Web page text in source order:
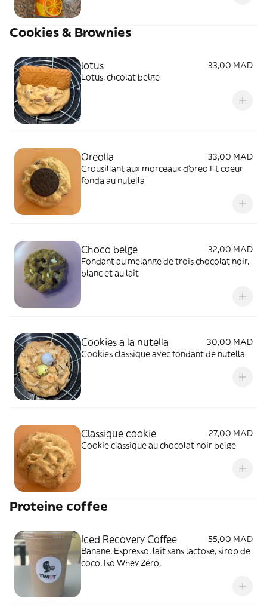
Cookies & Brownies
lotus
33,00 MAD
Lotus, chcolat belge
Oreolla
33,00 MAD
Crousillant aux morceaux d’oreo Et coeur
fonda au nutella
Choco belge
32,00 MAD
Fondant au melange de trois chocolat noir,
blanc et au lait
Cookies a la nutella
30,00 MAD
Cookies classique avec fondant de nutella
Classique cookie
27,00 MAD
Cookie classique au chocolat noir belge
Proteine coffee
Iced Recovery Coffee
55,00 MAD
Banane, Espresso, lait sans lactose, sirop de
coco, Iso Whey Zero,